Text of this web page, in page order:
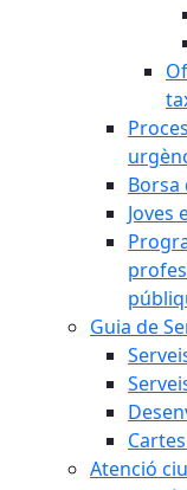
Borsa
Joves
Guia de
Atenció